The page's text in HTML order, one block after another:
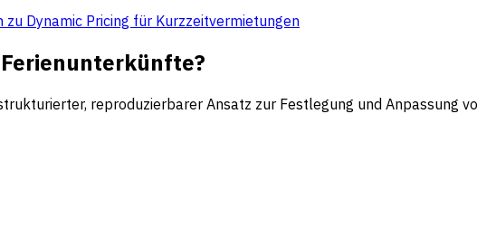
Dynamic Pricing für Kurzzeitvermietungen
reproduzierbarer Ansatz zur Festlegung und Anpassung